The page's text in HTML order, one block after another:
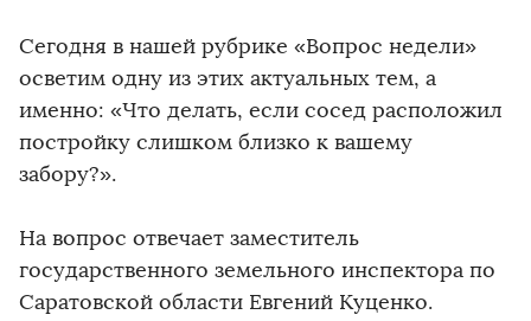
Сегодня в нашей рубрике «Вопрос недели»
осветим одну из этих актуальных тем, а
именно: «Что делать, если сосед расположил
постройку слишком близко к вашему
забору?».
На вопрос отвечает заместитель
государственного земельного инспектора по
Саратовской области Евгений Куценко.